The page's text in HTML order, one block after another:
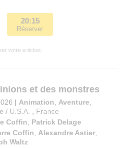
20:15
Réserver
votre e-ticket.
et des monstres
| Animation Aventure
/ U.S.A.
France
Coffin
Patrick Delage
Coffin Alexandre Astier
Waltz